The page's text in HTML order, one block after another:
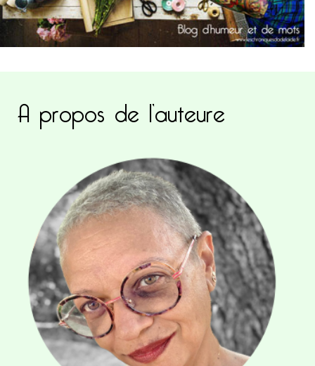
A propos de l’auteure